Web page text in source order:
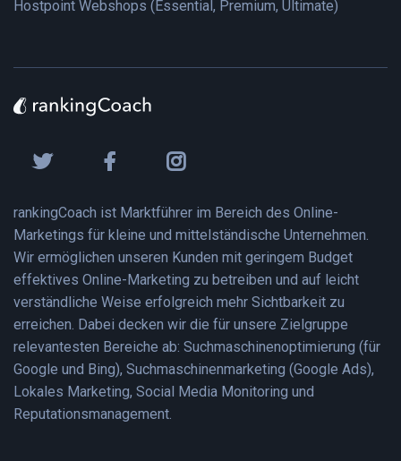
Hostpoint Webshops (Essential, Premium, Ultimate)
rankingCoach ist Marktführer im Bereich des Online-
Marketings für kleine und mittelständische Unternehmen.
Wir ermöglichen unseren Kunden mit geringem Budget
effektives Online-Marketing zu betreiben und auf leicht
verständliche Weise erfolgreich mehr Sichtbarkeit zu
erreichen. Dabei decken wir die für unsere Zielgruppe
relevantesten Bereiche ab: Suchmaschinenoptimierung (für
Google und Bing), Suchmaschinenmarketing (Google Ads),
Lokales Marketing, Social Media Monitoring und
Reputationsmanagement.